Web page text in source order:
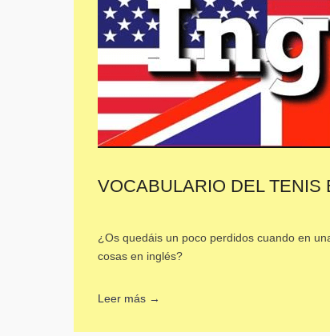
VOCABULARIO DEL TENIS
¿Os quedáis un poco perdidos cuando en
cosas en inglés?
Leer más →